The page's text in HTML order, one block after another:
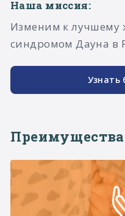
Наша миссия:
Изменим к лучшему
синдромом Дауна в
Узнать
Преимущества